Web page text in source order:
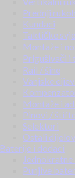
Prednji
Kundaci
Taktičke
Montaže i
Prigušivači i
Rail / šine
Vanjske
Montaže i
Pinovi /
Selektori
Ostali
Baterije i dodaci
Punjive